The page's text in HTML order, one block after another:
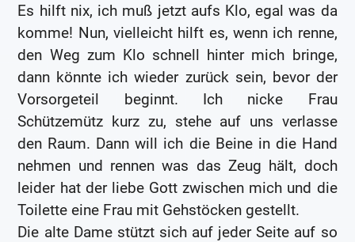
Es hilft nix, ich muß jetzt aufs Klo, egal was da
komme! Nun, vielleicht hilft es, wenn ich renne,
den Weg zum Klo schnell hinter mich bringe,
dann könnte ich wieder zurück sein, bevor der
Vorsorgeteil beginnt. Ich nicke Frau
Schützemütz kurz zu, stehe auf uns verlasse
den Raum. Dann will ich die Beine in die Hand
nehmen und rennen was das Zeug hält, doch
leider hat der liebe Gott zwischen mich und die
Toilette eine Frau mit Gehstöcken gestellt.
Die alte Dame stützt sich auf jeder Seite auf so